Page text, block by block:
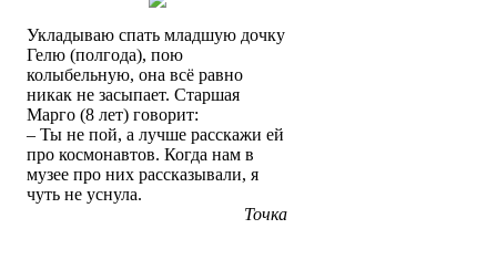
Укладываю спать младшую дочку
Гелю (полгода), пою
колыбельную, она всё равно
никак не засыпает. Старшая
Марго (8 лет) говорит:
– Ты не пой, а лучше расскажи ей
про космонавтов. Когда нам в
музее про них рассказывали, я
чуть не уснула.
Точка